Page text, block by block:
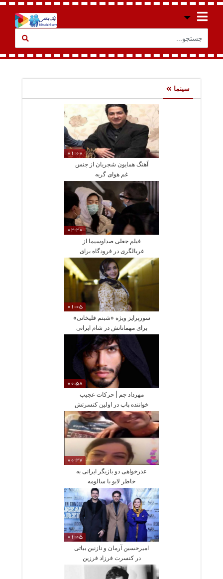
سینما
01:00
آهنگ همایون شجریان از جنس
غم هوای گریه
02:20
فیلم جعلی صداوسیما از
غربالگری در فرودگاه برای
ویروس کرونا
01:05
سورپرایز ویژه «شبنم قلیخانی»
برای مهمانانش در شام ایرانی
00:58
مهرداد جم | حرکات عجیب
خواننده پاپ در اولین کنسرتش
00:27
عذرخواهی دو بازیگر ایرانی به
خاطر لایو با سالومه
01:05
امیرحسین آرمان و نازنین بیاتی
در کنسرت فرزاد فرزین